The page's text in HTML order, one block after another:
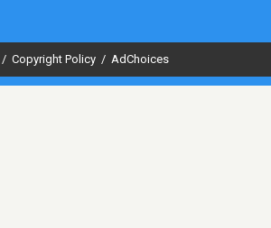
/ Copyright Policy / AdChoices